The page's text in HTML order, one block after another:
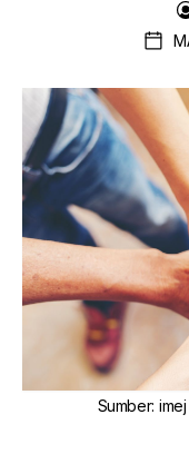
Sumber: